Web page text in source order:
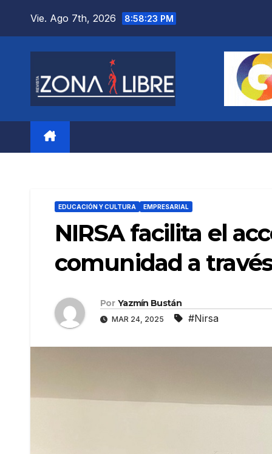
Vie. Ago 7th, 2026 8:58:25 PM
EDUCACIÓN Y CULTURA EMPRESARIAL
NIRSA facilita el
comunidad a
Por Yazmín Bustán
MAR 24, 2025 #Nirsa